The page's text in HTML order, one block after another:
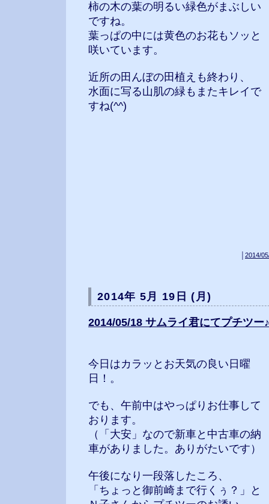
柿の木の葉の明るい緑色がまぶしい
ですね。
葉っぱの中には黄色のお花もソッと
咲いています。
近所の田んぼの田植えも終わり、
水面に写る山肌の緑もまたキレイで
すね(^^)
2014/
2014年 5月 19日 (月)
2014/05/18 サムライ君にてプチツ
今日はカラッとお天気の良い日曜
日！。
でも、午前中はやっぱりお仕事して
おります。
（「大安」なので新車と中古車の納
車がありました。ありがたいです）
午後になり一段落したころ、
「ちょっと御前崎まで行くぅ？」と